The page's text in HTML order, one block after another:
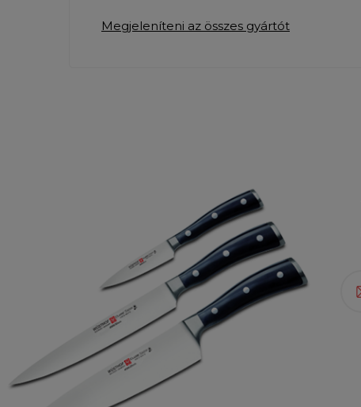
Megjeleníteni az összes gyártót